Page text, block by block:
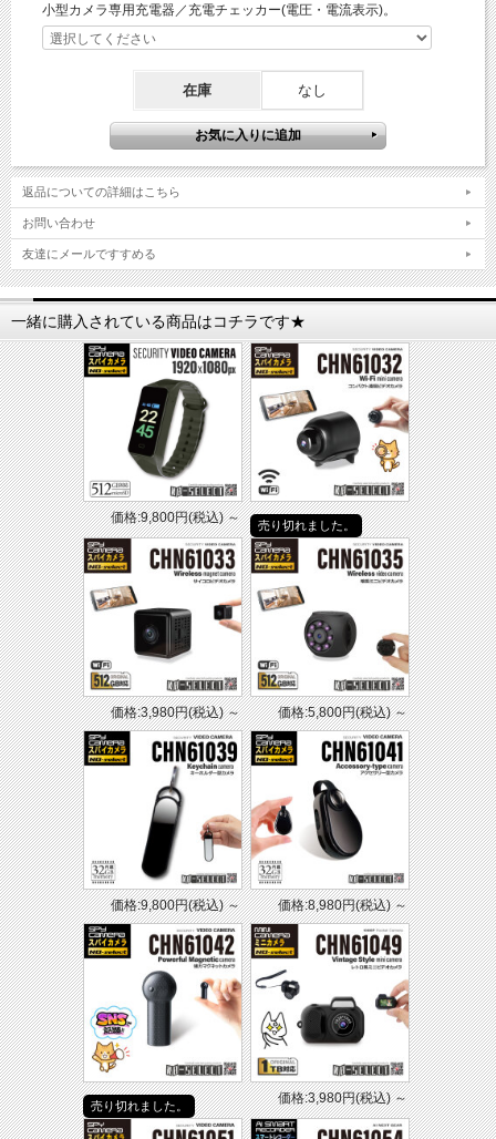
本製品は、ノーブランド製品となり注文後のキャンセル、ご返品はできませんので予
めご了承のうえご購入をお願いします。またmicroSDカード、三脚は付属しておりま
小型カメラ専用充電器／充電チェッカー(電圧・電流表示)。
在庫 なし
返品についての詳細はこちら
お問い合わせ
友達にメールですすめる
一緒に購入されている商品はコチラです★
価格:9,800円(税込)～ 売り切れました。
価格:3,980円(税込)～ 価格:5,800円(税込)～
価格:9,800円(税込)～ 価格:8,980円(税込)～
売り切れました。 価格:3,980円(税込)～